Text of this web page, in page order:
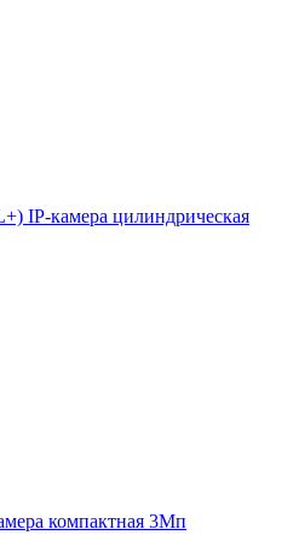
IP-камера цилиндрическая
компактная 3Мп